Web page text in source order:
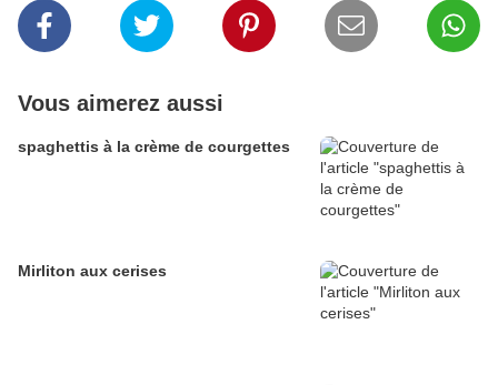
Vous aimerez aussi
spaghettis à la crème de courgettes
Mirliton aux cerises